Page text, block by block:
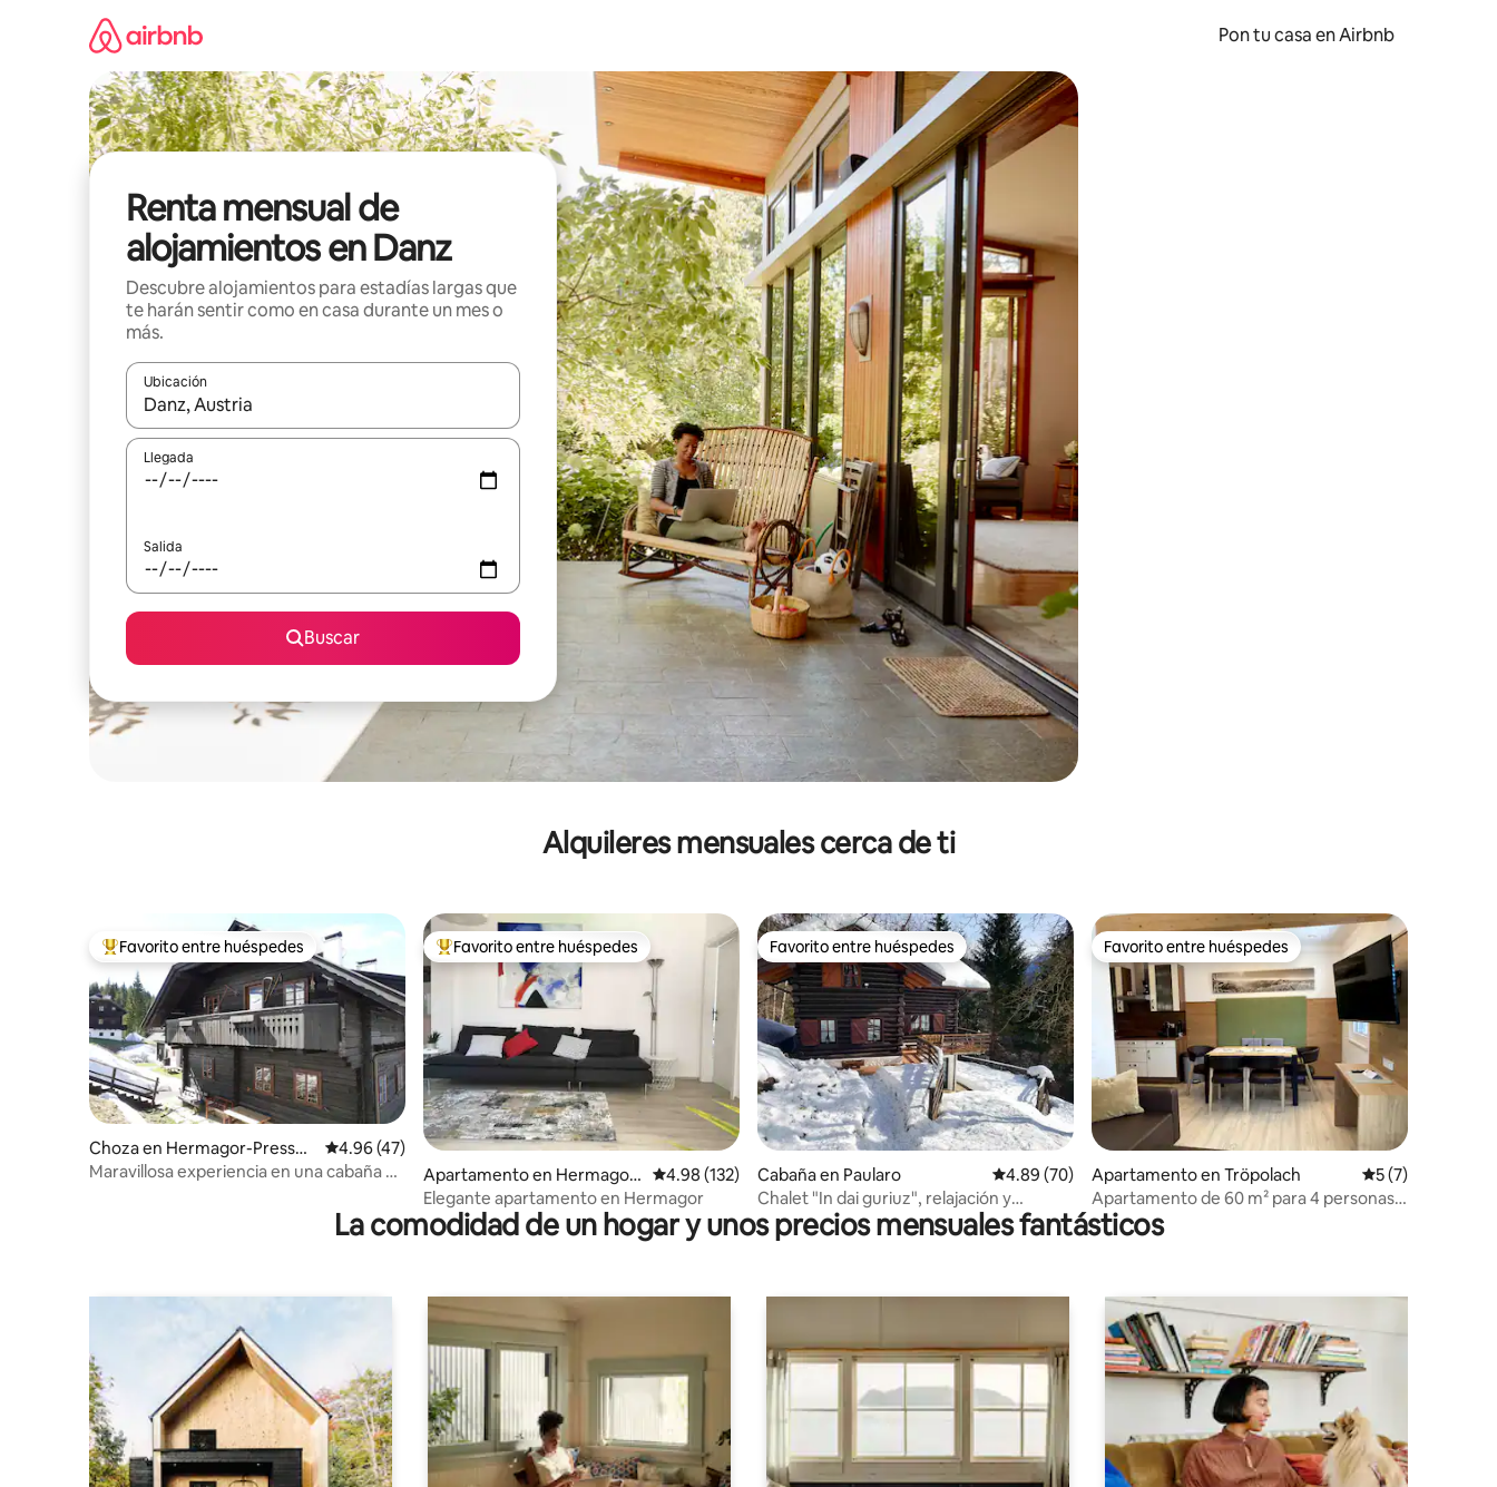
Pon tu casa en Airbnb
Renta mensual de
alojamientos en Danz
Descubre alojamientos para estadías largas que
te harán sentir como en casa durante un mes o
más.
Ubicación
Cuando los resultados estén disponibles, navega con las teclas de flecha hacia arriba y hacia abajo o explora con el tacto o desliza el dedo.
Llegada
Salida
Buscar
Alquileres mensuales cerca de ti
Favorito entre huéspedes preferido
Favorito entre huéspedes
Choza en Hermagor-Presseg
ger See
Calificación promedio: 4.96 de 5, 47 reseñas
4.96 (47)
Maravillosa experiencia en una cabaña de
Favorito entre huéspedes preferido
Favorito entre huéspedes
Apartamento en Hermagor-
Pressegger See
Calificación promedio: 4.98 de 5, 132 reseñas
4.98 (132)
Elegante apartamento en Hermagor
Favorito entre huéspedes
Favorito entre huéspedes
Cabaña en Paularo Calificación promedio: 4.89 de 5, 70 reseñas
4.89 (70)
Chalet "In dai guriuz", relajación y
naturaleza
Favorito entre huéspedes
Favorito entre huéspedes
Apartamento en Tröpolach Calificación
5 (7)
Apartamento de 60 m² para 4 personas,
2 dormitorios
La comodidad de un hogar y unos precios mensuales fantásticos